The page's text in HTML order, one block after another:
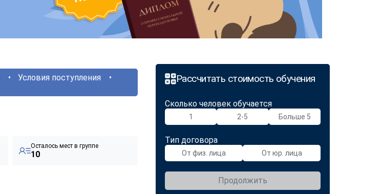
Рассчитать стоимость обучения
Сколько человек обучается
1 2-5 Больше 5
Тип договора
От физ. лица От юр. лица
Продолжить
Условия поступления
Осталось мест в группе
10